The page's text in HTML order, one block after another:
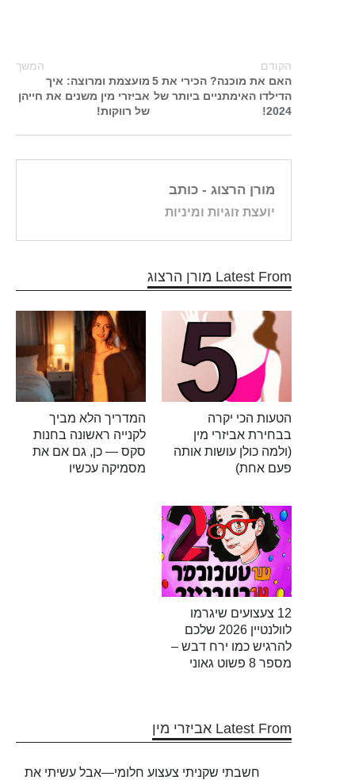
הקודם
האם את מוכנה? הכירי את 5
הדילדו האימתניים ביותר של
2024!
המשך
מועצמת ומרוצה: איך
אביזרי מין משנים את חייהן
של רווקות!
מורן הרצוג - כותב
יועצת זוגיות ומיניות
Latest From מורן הרצוג
הטעות הכי יקרה
בבחירת אביזרי מין
(ולמה כולן עושות אותה
פעם אחת)
המדריך הלא מביך
לקנייה ראשונה בחנות
סקס — כן, גם אם את
מסמיקה עכשיו
12 צעצועים שיגרמו
לוולנטיין 2026 שלכם
להרגיש כמו ירח דבש –
מספר 8 פשוט גאוני
Latest From אביזרי מין
חשבתי שקניתי צעצוע חלומי—אבל עשיתי את